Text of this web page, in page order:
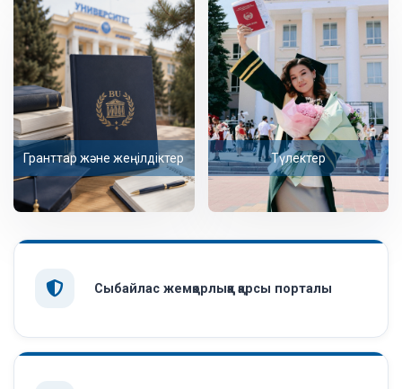
Гранттар және жеңілдіктер Түлектер
Сыбайлас жемқорлыққа қарсы порталы